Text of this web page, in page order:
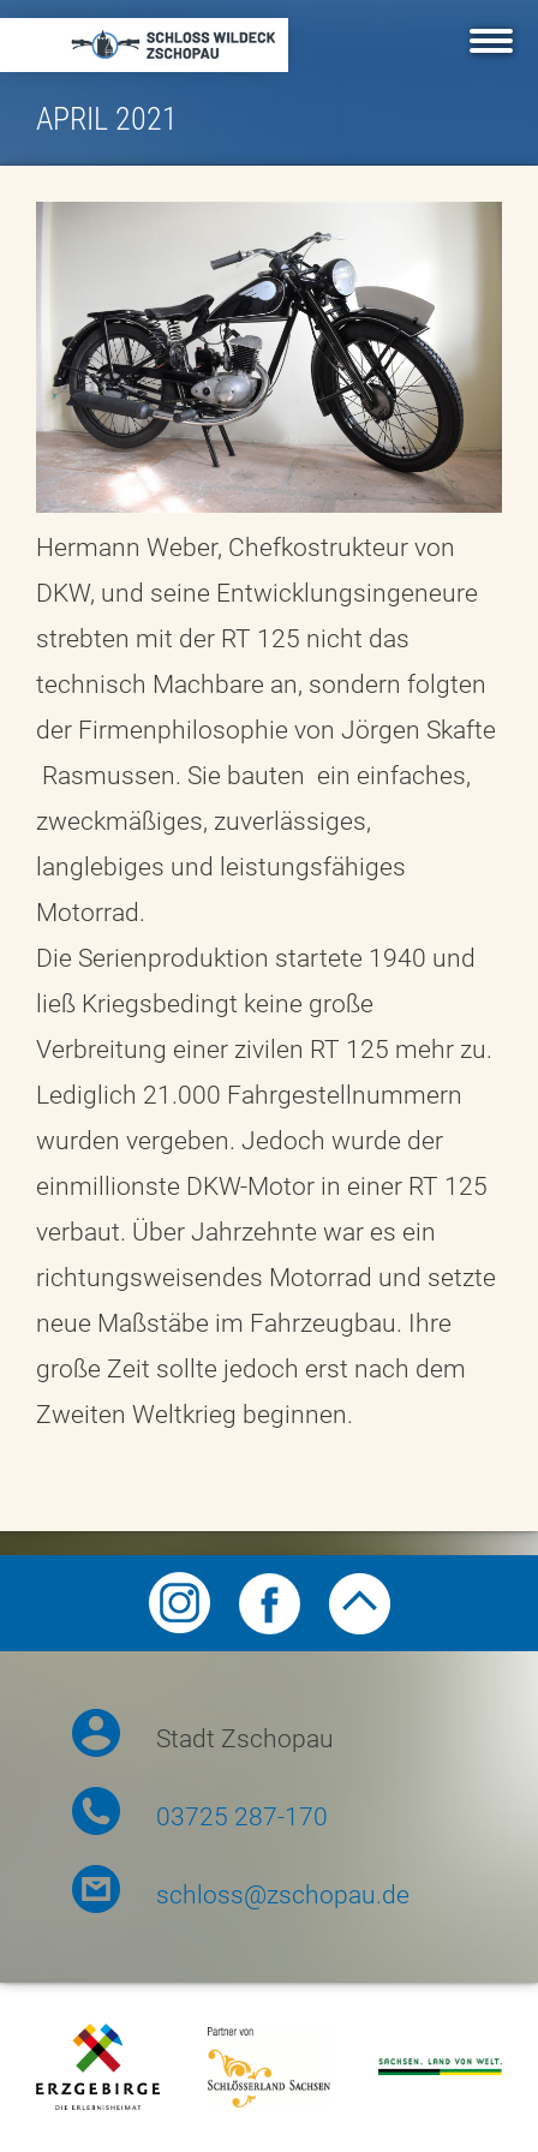
Direkt
Inhalt
APRIL 2021
Hermann Weber, Chefkostrukteur von
DKW, und seine Entwicklungsingeneure
strebten mit der RT 125 nicht das
technisch Machbare an, sondern folgten
der Firmenphilosophie von Jörgen Skafte
Rasmussen. Sie bauten ein einfaches,
zweckmäßiges, zuverlässiges,
langlebiges und leistungsfähiges
Motorrad.
Die Serienproduktion startete 1940 und
ließ Kriegsbedingt keine große
Verbreitung einer zivilen RT 125 mehr zu.
Lediglich 21.000 Fahrgestellnummern
wurden vergeben. Jedoch wurde der
einmillionste DKW-Motor in einer RT 125
verbaut. Über Jahrzehnte war es ein
richtungsweisendes Motorrad und setzte
neue Maßstäbe im Fahrzeugbau. Ihre
große Zeit sollte jedoch erst nach dem
Zweiten Weltkrieg beginnen.
Symbolmenü
Stadt Zschopau
03725 287-170
schloss@zschopau.de